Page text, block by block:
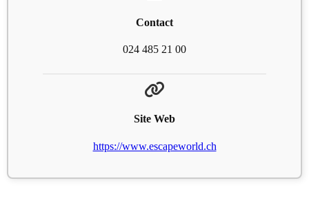
Contact
024 485 21 00
Site Web
https://www.escapeworld.ch